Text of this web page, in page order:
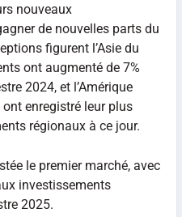
nouveaux
de nouvelles parts du
figurent l’Asie du
ont augmenté de 7%
2024, et l’Amérique
enregistré leur plus
régionaux à ce jour.
le premier marché, avec
investissements
2025.